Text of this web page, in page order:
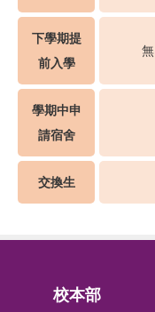
下學期提
前入學
無
學期中申
請宿舍
交換生
校本部